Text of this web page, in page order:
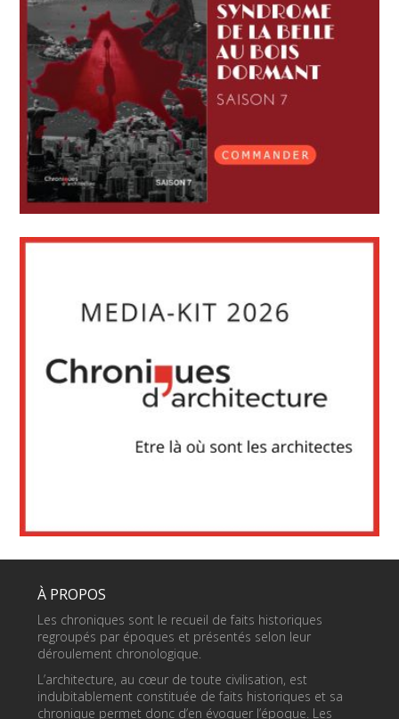
À PROPOS
Les chroniques sont le recueil de faits historiques
regroupés par époques et présentés selon leur
déroulement chronologique.
L’architecture, au cœur de toute civilisation, est
indubitablement constituée de faits historiques et sa
chronique permet donc d’en évoquer l’époque. Les